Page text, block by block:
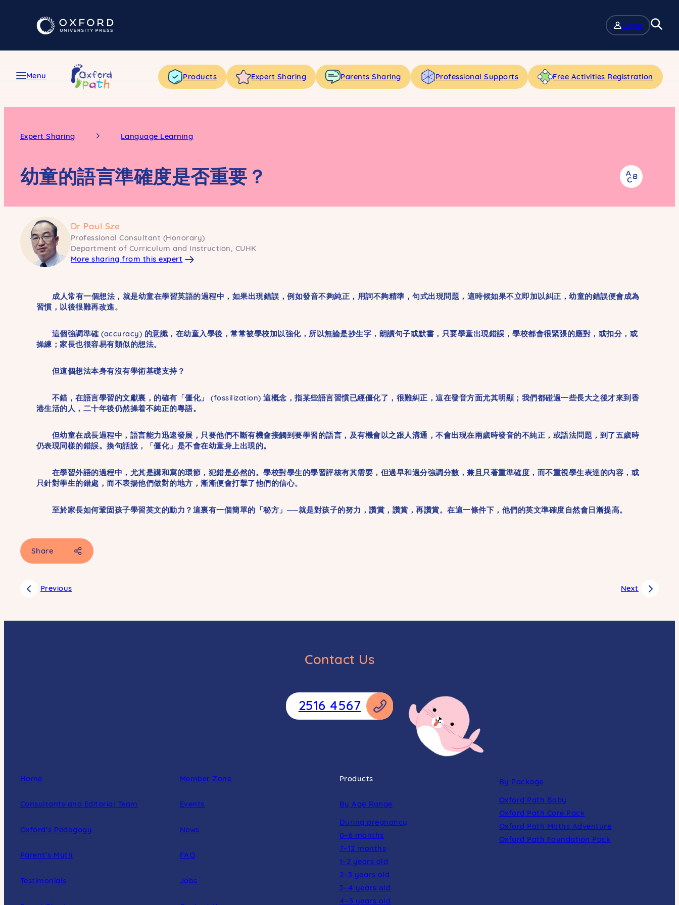
Login
Menu Products Expert Sharing Parents Sharing Professional Supports Free Activities Registration
Expert Sharing Language Learning
幼童的語言準確度是否重要？
Dr Paul Sze
Professional Consultant (Honorary)
Department of Curriculum and Instruction, CUHK
More sharing from this expert
成人常有一個想法，就是幼童在學習英語的過程中，如果出現錯誤，例如發音不夠純正，用詞不夠精準，句式出現問題，這時候如果不立即加以糾正，幼童的錯誤便會成為
習慣，以後很難再改進。
這個強調準確 (accuracy) 的意識，在幼童入學後，常常被學校加以強化，所以無論是抄生字，朗讀句子或默書，只要學童出現錯誤，學校都會很緊張的應對，或扣分，或
操練；家長也很容易有類似的想法。
但這個想法本身有沒有學術基礎支持？
不錯，在語言學習的文獻裏，的確有「僵化」 (fossilization) 這概念，指某些語言習慣已經僵化了，很難糾正，這在發音方面尤其明顯；我們都碰過一些長大之後才來到香
港生活的人，二十年後仍然操着不純正的粵語。
但幼童在成長過程中，語言能力迅速發展，只要他們不斷有機會接觸到要學習的語言，及有機會以之跟人溝通，不會出現在兩歲時發音的不純正，或語法問題，到了五歲時
仍表現同樣的錯誤。換句話說，「僵化」是不會在幼童身上出現的。
在學習外語的過程中，尤其是講和寫的環節，犯錯是必然的。學校對學生的學習評核有其需要，但過早和過分強調分數，兼且只著重準確度，而不重視學生表達的內容，或
只針對學生的錯處，而不表揚他們做對的地方，漸漸便會打擊了他們的信心。
至於家長如何鞏固孩子學習英文的動力？這裏有一個簡單的「秘方」──就是對孩子的努力，讚賞，讚賞，再讚賞。在這一條件下，他們的英文準確度自然會日漸提高。
Share
SMS
Previous Next
Contact Us
2516 4567
Home
Consultants and Editorial Team
Oxford’s Pedagogy
Parent’s Myth
Testimonials
Member Zone
Events
News
FAQ
Jobs
Products
By Age Range
During pregnancy
0–6 months
7–12 months
1–2 years old
2–3 years old
3–4 years old
4–5 years old
By Package
Oxford Path Baby
Oxford Path Core Pack
Oxford Path Maths Adventure
Oxford Path Foundation Pack